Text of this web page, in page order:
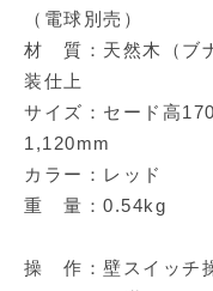
（電球別売）
材 質：天然木（ブ
装仕上
サイズ：セード高
1,120mm
カラー：レッド
重 量：0.54kg
操 作：壁スイッチ